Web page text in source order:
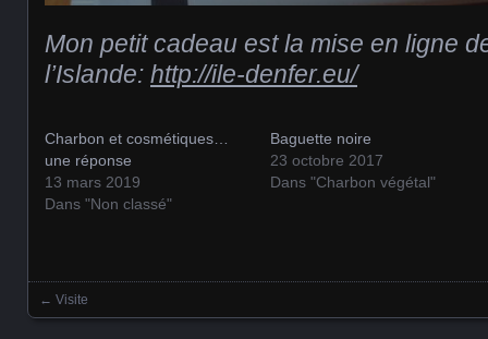
Mon petit cadeau est la mise en ligne
l’Islande: http://ile-denfer.eu/
Charbon et cosmétiques…
une réponse
13 mars 2019
Dans "Non classé"
Baguette noire
23 octobre 2017
Dans "Charbon végétal"
Posts navigation
← Visite